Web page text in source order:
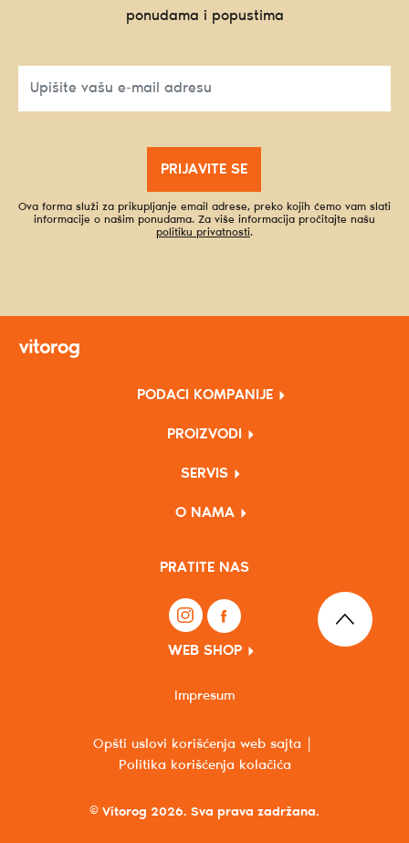
ponudama i popustima
PRIJAVITE SE
Ova forma služi za prikupljanje email adrese, preko kojih ćemo vam slati
informacije o našim ponudama. Za više informacija pročitajte našu
politiku privatnosti.
PODACI KOMPANIJE
PROIZVODI
SERVIS
O NAMA
PRATITE NAS
WEB SHOP
© Vitorog 2026. Sva prava zadržana.
Opšti uslovi korišćenja web sajta
Politika korišćenja kolačića
Impresum